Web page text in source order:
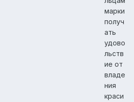
марки
получ
ать
удово
льств
ие от
владе
ния
краси